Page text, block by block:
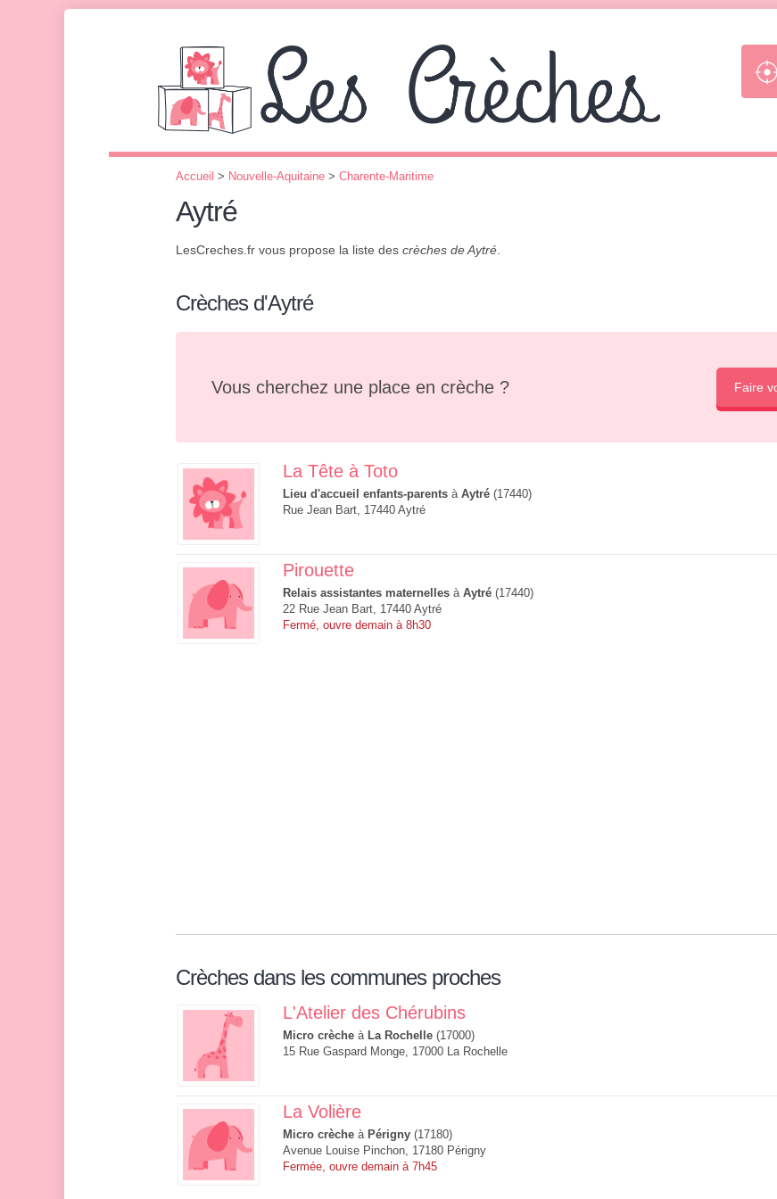
Accueil > Nouvelle-Aquitaine > Charente-Maritime
Aytré
LesCreches.fr vous propose la liste des crèches de Aytré
Crèches d'Aytré
Vous cherchez une place en crèche ? Faire
La Tête à Toto
Lieu d'accueil enfants-parents à Aytré (17440)
Rue Jean Bart, 17440 Aytré
Pirouette
Relais assistantes maternelles à Aytré (17440)
22 Rue Jean Bart, 17440 Aytré
Fermé, ouvre demain à 8h30
Crèches dans les communes proches
L'Atelier des Chérubins
Micro crèche à La Rochelle (17000)
15 Rue Gaspard Monge, 17000 La Rochelle
La Volière
Micro crèche à Périgny (17180)
Avenue Louise Pinchon, 17180 Périgny
Fermée, ouvre demain à 7h45